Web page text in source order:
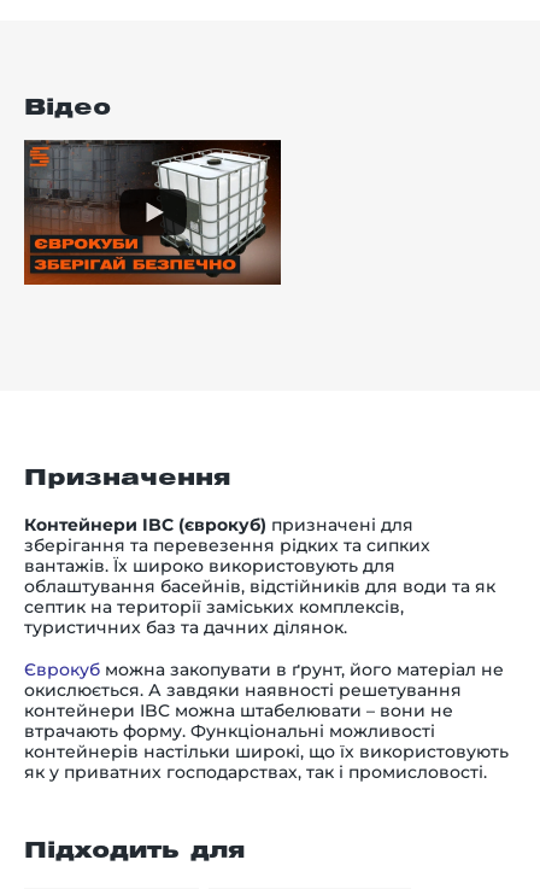
Відео
Призначення
Контейнери IBC (єврокуб) призначені для
зберігання та перевезення рідких та сипких
вантажів. Їх широко використовують для
облаштування басейнів, відстійників для води та як
септик на території заміських комплексів,
туристичних баз та дачних ділянок.
Єврокуб можна закопувати в ґрунт, його матеріал не
окислюється. А завдяки наявності решетування
контейнери IBC можна штабелювати – вони не
втрачають форму. Функціональні можливості
контейнерів настільки широкі, що їх використовують
як у приватних господарствах, так і промисловості.
Підходить для